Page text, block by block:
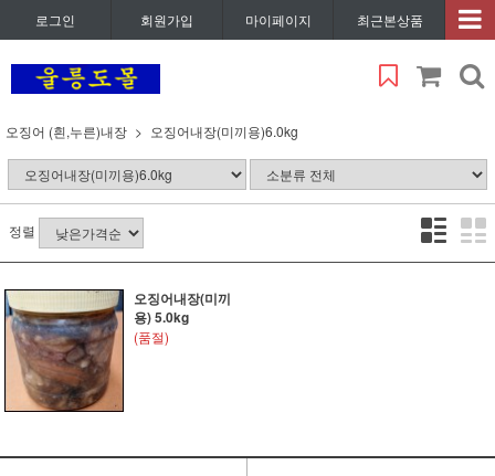
로그인 회원가입 마이페이지 최근본상품
오징어 (흰,누른)내장 오징어내장(미끼용)6.0kg
정렬
오징어내장(미끼
용) 5.0kg
(품절)